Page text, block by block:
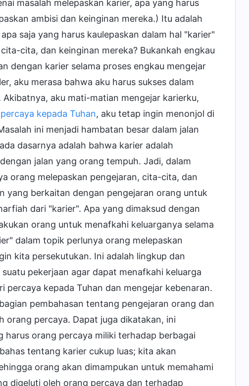
masalah melepaskan karier, apa yang harus
ambisi dan keinginan mereka.) Itu adalah
saja yang harus kaulepaskan dalam hal "karier"
cita, dan keinginan mereka? Bukankah engkau
dengan karier selama proses engkau mengejar
aku merasa bahwa aku harus sukses dalam
aku mati-matian mengejar karierku,
percaya kepada Tuhan, aku tetap ingin menonjol di
ini menjadi hambatan besar dalam jalan
dasarnya adalah bahwa karier adalah
jalan yang orang tempuh. Jadi, dalam
orang melepaskan pengejaran, cita-cita, dan
yang berkaitan dengan pengejaran orang untuk
dari "karier". Apa yang dimaksud dengan
orang untuk menafkahi keluarganya selama
dalam topik perlunya orang melepaskan
kita persekutukan. Ini adalah lingkup dan
pekerjaan agar dapat menafkahi keluarga
percaya kepada Tuhan dan mengejar kebenaran.
pembahasan tentang pengejaran orang dan
orang percaya. Dapat juga dikatakan, ini
orang percaya miliki terhadap berbagai
tentang karier cukup luas; kita akan
orang akan dimampukan untuk memahami
digeluti oleh orang percaya dan terhadap